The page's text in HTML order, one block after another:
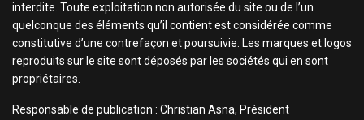
interdite. Toute exploitation non autorisée du site ou de l’un
quelconque des éléments qu’il contient est considérée comme
constitutive d’une contrefaçon et poursuivie. Les marques et logos
reproduits sur le site sont déposés par les sociétés qui en sont
propriétaires.
Responsable de publication : Christian Asna, Président